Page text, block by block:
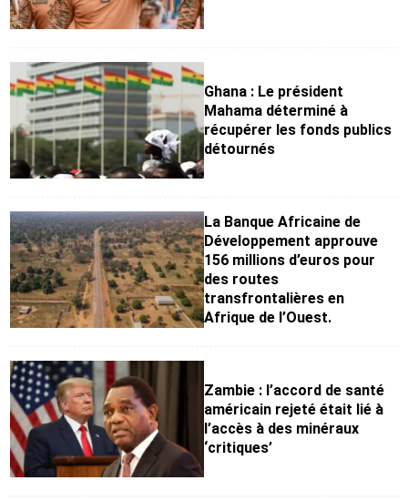
Ghana : Le président
Mahama déterminé à
récupérer les fonds publics
détournés
La Banque Africaine de
Développement approuve
156 millions d’euros pour
des routes
transfrontalières en
Afrique de l’Ouest.
Zambie : l’accord de santé
américain rejeté était lié à
l’accès à des minéraux
‘critiques’